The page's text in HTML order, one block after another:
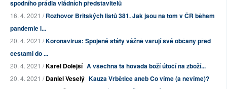
spodního prádla vládních představitelů
16. 4. 2021 /Rozhovor Britských listů 381. Jak jsou na tom v ČR během
pandemie l...
20. 4. 2021 /Koronavirus: Spojené státy vážně varují své občany před
cestami do ...
20. 4. 2021 /Karel Dolejší A všechna ta hovada boží útočí na zboží...
20. 4. 2021 /Daniel Veselý Kauza Vrbětice aneb Co víme (a nevíme)?